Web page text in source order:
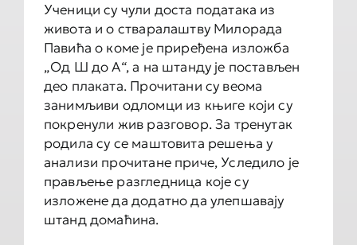
Ученици су чули доста података из
живота и о стваралаштву Милорада
Павића о коме је приређена изложба
„Од Ш до А“, а на штанду је постављен
део плаката. Прочитани су веома
занимљиви одломци из књиге који су
покренули жив разговор. За тренутак
родила су се маштовита решења у
анализи прочитане приче, Уследило је
прављење разгледница које су
изложене да додатно да улепшавају
штанд домаћина.